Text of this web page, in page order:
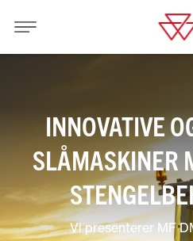
INNOVATIVE
SLÅMASKINER
Vi presenterer MF